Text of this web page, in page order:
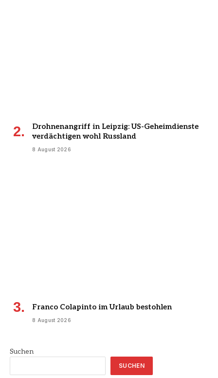
Drohnenangriff in Leipzig: US-Geheimdienste
verdächtigen wohl Russland
8 August 2026
Franco Colapinto im Urlaub bestohlen
8 August 2026
Suchen
SUCHEN